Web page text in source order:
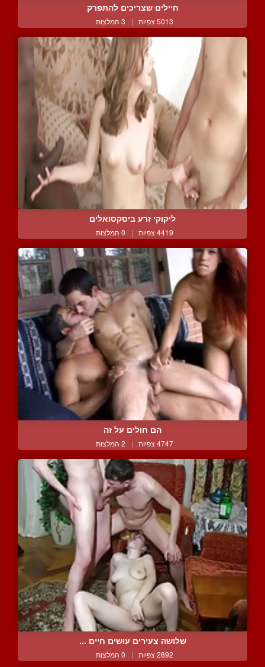
חיילים שצריכים להתפרק
5013 צפיות | 3 המלצות
ליקוקי זרע ביסקסואלים
4419 צפיות | 0 המלצות
הם חולים על זה
4747 צפיות | 2 המלצות
שלושה צעירים עושים חיים ...
2892 צפיות | 0 המלצות